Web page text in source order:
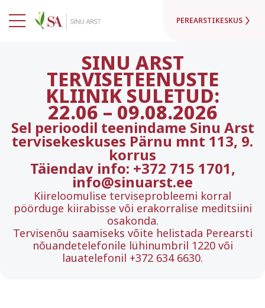
PEREARSTIKESKUS
SINU ARST
TERVISETEENUSTE
KLIINIK SULETUD:
22.06 – 09.08.2026
Sel perioodil teenindame Sinu Arst
tervisekeskuses Pärnu mnt 113, 9.
korrus
Täiendav info: +372 715 1701,
info@sinuarst.ee
Kiireloomulise terviseprobleemi korral
pöörduge kiirabisse või erakorralise meditsiini
osakonda.
Tervisenõu saamiseks võite helistada Perearsti
nõuandetelefonile lühinumbril 1220 või
lauatelefonil +372 634 6630.